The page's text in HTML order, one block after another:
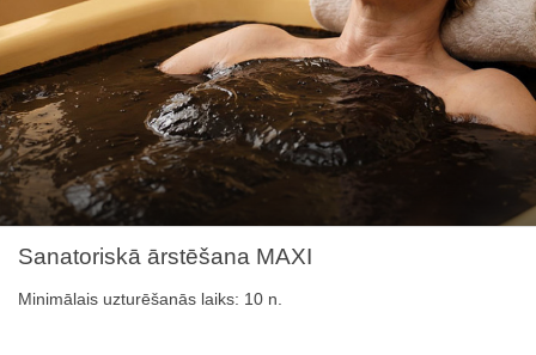
Sanatoriskā ārstēšana MAXI
Minimālais uzturēšanās laiks: 10 n.